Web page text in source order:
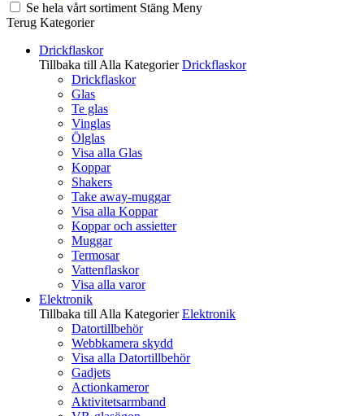
Se hela vårt sortiment Stäng Meny
Terug Kategorier
Drickflaskor
Tillbaka till Alla Kategorier Drickflaskor
Drickflaskor
Glas
Te glas
Vinglas
Ölglas
Visa alla Glas
Koppar
Shakers
Take away-muggar
Visa alla Koppar
Koppar och assietter
Muggar
Termosar
Vattenflaskor
Visa alla varor
Elektronik
Tillbaka till Alla Kategorier Elektronik
Datortillbehör
Webbkamera skydd
Visa alla Datortillbehör
Gadjets
Actionkameror
Aktivitetsarmband